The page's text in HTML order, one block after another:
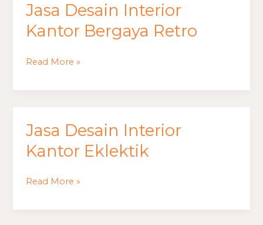
Jasa Desain Interior
Kantor Bergaya Retro
Jasa
Desain
Interior
Read More »
Jasa Desain Interior
Kantor Eklektik
Jasa
Desain
Interior
Read More »